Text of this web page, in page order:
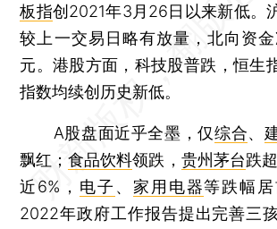
板指创2021年3月26日以来新低。
较上一交易日略有放量，北向资
元。港股方面，科技股普跌，恒生
指数均续创历史新低。
A股盘面近乎全墨，仅综合、
飘红；食品饮料领跌， 贵州茅台跌
近6%， 电子 、 家用电器等跌幅居
2022年政府工作报告提出完善三